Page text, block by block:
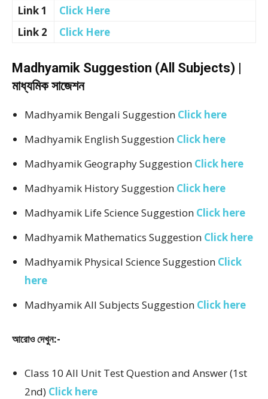
Link 1
Click Here
Link 2
Click Here
Madhyamik Suggestion (All Subjects) |
মাধ্যমিক সাজেশন
Madhyamik Bengali Suggestion Click here
Madhyamik English Suggestion Click here
Madhyamik Geography Suggestion Click here
Madhyamik History Suggestion Click here
Madhyamik Life Science Suggestion Click here
Madhyamik Mathematics Suggestion Click here
Madhyamik Physical Science Suggestion Click
here
Madhyamik All Subjects Suggestion Click here
আরোও দেখুন:-
Class 10 All Unit Test Question and Answer (1st
2nd) Click here